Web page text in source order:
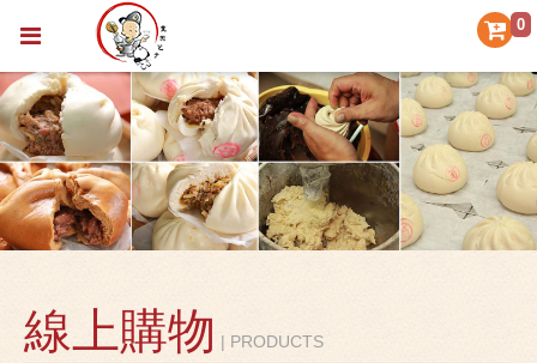
0
線上購物 | PRODUCTS